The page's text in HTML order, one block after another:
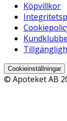
Köpvillkor
Cookieinställningar
© Apoteket AB